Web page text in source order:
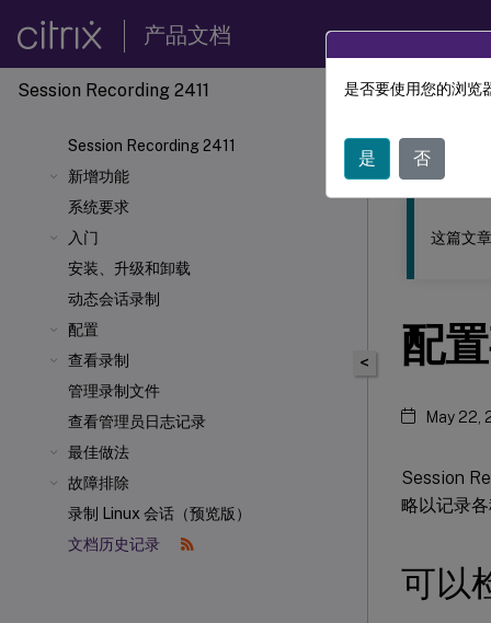
产品文档
Session Recording 2411
Session Recording 2411
新增功能
系统要求
入门
安装、升级和卸载
动态会话录制
配置
查看录制
管理录制文件
查看管理员日志记录
最佳做法
故障排除
录制 Linux 会话（预览版）
文档历史记录
此内容已经过
<
这篇文
配
May 22,
Session
略以记录
可以
是否要使用您的浏览
是 否